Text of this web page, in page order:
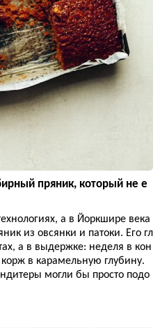
пряник, который не е
а в Йоркшире века
из овсянки и патоки. Его гл
а в выдержке: неделя в кон
в карамельную глубину.
могли бы просто подо